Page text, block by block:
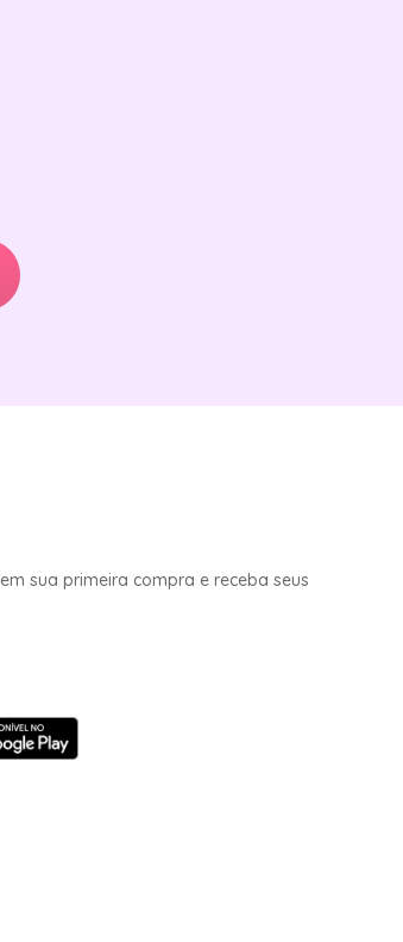
em sua primeira compra e receba seus